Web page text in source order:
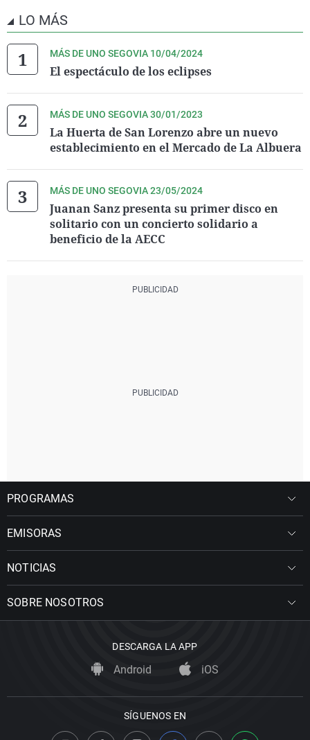
LO MÁS
MÁS DE UNO SEGOVIA 10/04/2024
El espectáculo de los eclipses
MÁS DE UNO SEGOVIA 30/01/2023
La Huerta de San Lorenzo abre un nuevo
establecimiento en el Mercado de La Albuera
MÁS DE UNO SEGOVIA 23/05/2024
Juanan Sanz presenta su primer disco en
solitario con un concierto solidario a
beneficio de la AECC
PROGRAMAS
EMISORAS
NOTICIAS
SOBRE NOSOTROS
DESCARGA LA APP
Android iOS
SÍGUENOS EN